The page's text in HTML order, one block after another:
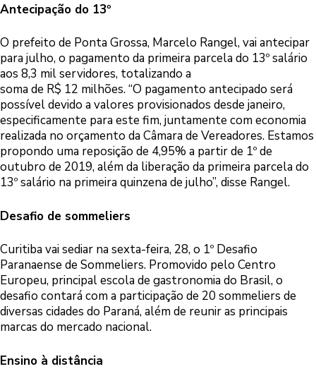
Antecipação do 13º
O prefeito de Ponta Grossa, Marcelo Rangel, vai antecipar
para julho, o pagamento da primeira parcela do 13º salário
aos 8,3 mil servidores, totalizando a
soma de R$ 12 milhões. “O pagamento antecipado será
possível devido a valores provisionados desde janeiro,
especificamente para este fim, juntamente com economia
realizada no orçamento da Câmara de Vereadores. Estamos
propondo uma reposição de 4,95% a partir de 1º de
outubro de 2019, além da liberação da primeira parcela do
13º salário na primeira quinzena de julho”, disse Rangel.
Desafio de sommeliers
Curitiba vai sediar na sexta-feira, 28, o 1º Desafio
Paranaense de Sommeliers. Promovido pelo Centro
Europeu, principal escola de gastronomia do Brasil, o
desafio contará com a participação de 20 sommeliers de
diversas cidades do Paraná, além de reunir as principais
marcas do mercado nacional.
Ensino à distância